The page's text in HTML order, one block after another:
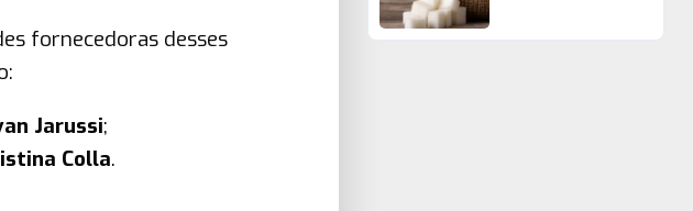
fornecedoras desses
Jarussi;
Colla.